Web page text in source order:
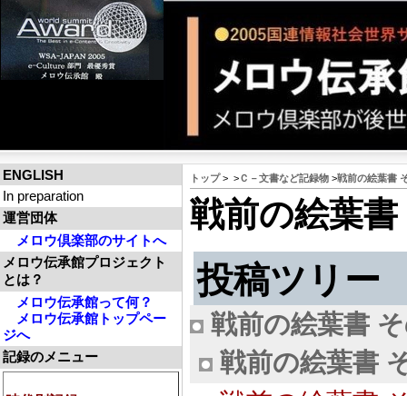
ENGLISH
In preparation
運営団体
メロウ倶楽部のサイトへ
メロウ伝承館プロジェクト
とは？
メロウ伝承館って何？
メロウ伝承館トップペー
ジへ
記録のメニュー
トップ> >Ｃ－文書など記録物 >戦前の絵葉書
戦前の絵葉
投稿ツリー
戦前の絵葉書
戦前の絵葉書